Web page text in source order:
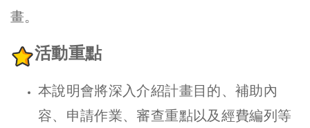
畫。
活動重點
本說明會將深入介紹計畫目的、補助內
容、申請作業、審查重點以及經費編列等